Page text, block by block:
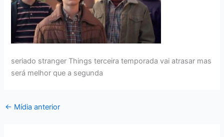
seriado stranger Things terceira temporada vai atrasar mas
será melhor que a segunda
← Mídia anterior